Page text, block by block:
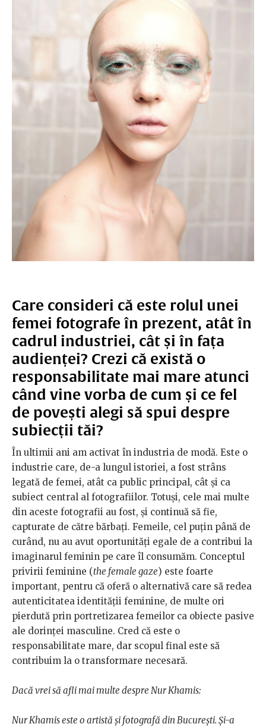
Care consideri că este rolul unei
femei fotografe în prezent, atât în
cadrul industriei, cât și în fața
audienței? Crezi că există o
responsabilitate mai mare atunci
când vine vorba de cum și ce fel
de povești alegi să spui despre
subiecții tăi?
În ultimii ani am activat în industria de modă. Este o
industrie care, de-a lungul istoriei, a fost strâns
legată de femei, atât ca public principal, cât și ca
subiect central al fotografiilor. Totuși, cele mai multe
din aceste fotografii au fost, și continuă să fie,
capturate de către bărbați. Femeile, cel puțin până de
curând, nu au avut oportunități egale de a contribui la
imaginarul feminin pe care îl consumăm. Conceptul
privirii feminine (the female gaze) este foarte
important, pentru că oferă o alternativă care să redea
autenticitatea identității feminine, de multe ori
pierdută prin portretizarea femeilor ca obiecte pasive
ale dorinței masculine. Cred că este o
responsabilitate mare, dar scopul final este să
contribuim la o transformare necesară.
Dacă vrei să afli mai multe despre Nur Khamis:
Nur Khamis este o artistă și fotografă din București. Și-a